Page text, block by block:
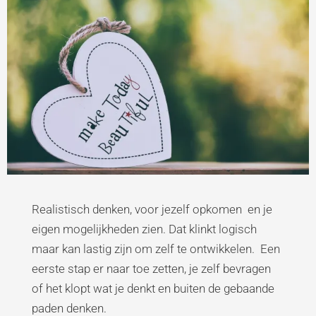
Realistisch denken, voor jezelf opkomen en je
eigen mogelijkheden zien. Dat klinkt logisch
maar kan lastig zijn om zelf te ontwikkelen. Een
eerste stap er naar toe zetten, je zelf bevragen
of het klopt wat je denkt en buiten de gebaande
paden denken.